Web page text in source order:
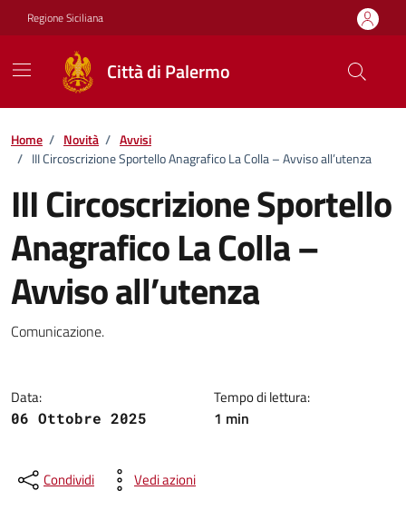
Vai ai contenuti
Vai al footer
Regione Siciliana
Città di Palermo
Home / Novità / Avvisi
/ III Circoscrizione Sportello Anagrafico La Colla – Avviso all’utenza
III Circoscrizione Sportello
Anagrafico La Colla –
Avviso all’utenza
Dettagli della notizia
Comunicazione.
Data:
06 Ottobre 2025
Tempo di lettura:
1 min
Condividi Vedi azioni